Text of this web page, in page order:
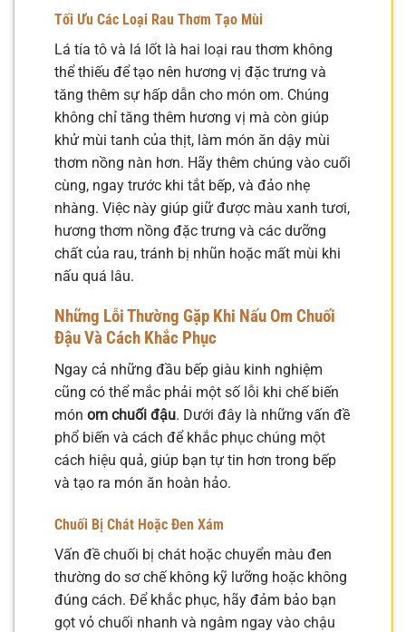
Tối Ưu Các Loại Rau Thơm Tạo Mùi
Lá tía tô và lá lốt là hai loại rau thơm không
thể thiếu để tạo nên hương vị đặc trưng và
tăng thêm sự hấp dẫn cho món om. Chúng
không chỉ tăng thêm hương vị mà còn giúp
khử mùi tanh của thịt, làm món ăn dậy mùi
thơm nồng nàn hơn. Hãy thêm chúng vào cuối
cùng, ngay trước khi tắt bếp, và đảo nhẹ
nhàng. Việc này giúp giữ được màu xanh tươi,
hương thơm nồng đặc trưng và các dưỡng
chất của rau, tránh bị nhũn hoặc mất mùi khi
nấu quá lâu.
Những Lỗi Thường Gặp Khi Nấu Om Chuối
Đậu Và Cách Khắc Phục
Ngay cả những đầu bếp giàu kinh nghiệm
cũng có thể mắc phải một số lỗi khi chế biến
món om chuối đậu. Dưới đây là những vấn đề
phổ biến và cách để khắc phục chúng một
cách hiệu quả, giúp bạn tự tin hơn trong bếp
và tạo ra món ăn hoàn hảo.
Chuối Bị Chát Hoặc Đen Xám
Vấn đề chuối bị chát hoặc chuyển màu đen
thường do sơ chế không kỹ lưỡng hoặc không
đúng cách. Để khắc phục, hãy đảm bảo bạn
gọt vỏ chuối nhanh và ngâm ngay vào chậu